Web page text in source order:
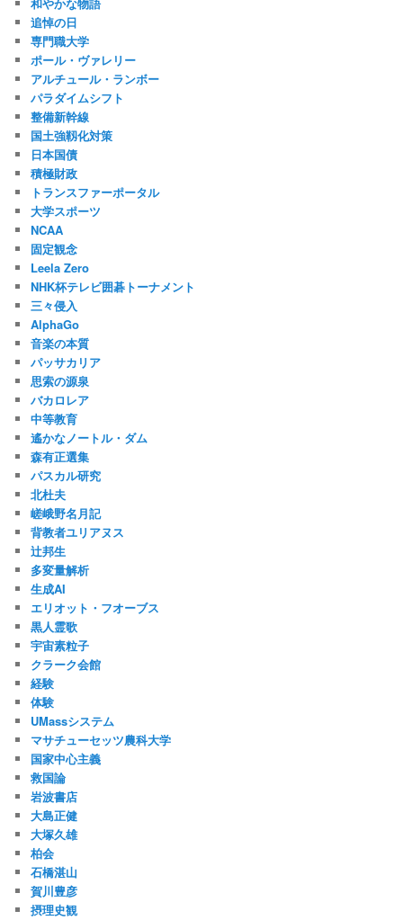
追悼の日
専門職大学
ポール・ヴァレリー
アルチュール・ランボー
パラダイムシフト
整備新幹線
国土強靱化対策
日本国債
積極財政
トランスファーポータル
大学スポーツ
NCAA
固定観念
Leela Zero
NHK杯テレビ囲碁トーナメント
三々侵入
AlphaGo
音楽の本質
パッサカリア
思索の源泉
バカロレア
中等教育
遙かなノートル・ダム
森有正選集
パスカル研究
北杜夫
嵯峨野名月記
背教者ユリアヌス
辻邦生
多変量解析
生成AI
エリオット・フオーブス
黒人霊歌
宇宙素粒子
クラーク会館
経験
体験
UMassシステム
マサチューセッツ農科大学
国家中心主義
救国論
岩波書店
大島正健
大塚久雄
柏会
石橋湛山
賀川豊彦
摂理史観